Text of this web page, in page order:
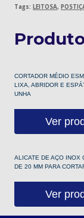
Tags: LEITOSA,
CORTADOR MÉDIO
LIXA, ABRIDOR E
UNHA
Ver
ALICATE DE AÇO INOX
DE 20 MM PARA
Ver